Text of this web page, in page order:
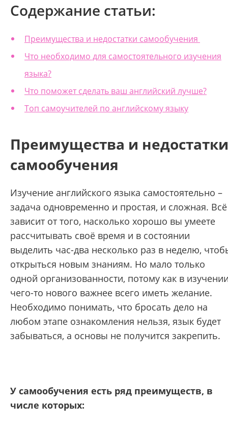
Содержание статьи:
Преимущества и недостатки самообучения
Что необходимо для самостоятельного изучения
языка?
Что поможет сделать ваш английский лучше?
Топ самоучителей по английскому языку
Преимущества и недостатки
самообучения
Изучение английского языка самостоятельно –
задача одновременно и простая, и сложная. Всё
зависит от того, насколько хорошо вы умеете
рассчитывать своё время и в состоянии
выделить час-два несколько раз в неделю,
открыться новым знаниям. Но мало только
одной организованности, потому как в
чего-то нового важнее всего иметь желание.
Необходимо понимать, что бросать дело на
любом этапе ознакомления нельзя, язык будет
забываться, а основы не получится закрепить.
У самообучения есть ряд преимуществ, в
числе которых: